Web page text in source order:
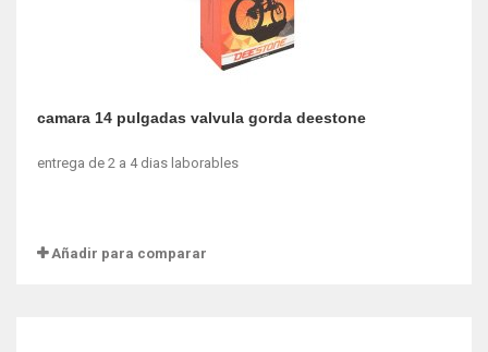
camara 14 pulgadas valvula gorda deestone
entrega de 2 a 4 dias laborables
Añadir para comparar